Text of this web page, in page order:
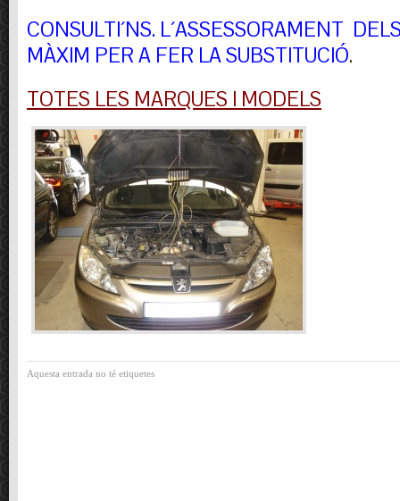
CONSULTI´NS. L´ASSESSORAMENT
MÀXIM PER A FER LA SUBSTITUCIÓ.
TOTES LES MARQUES I MODELS
Aquesta entrada no té etiquetes